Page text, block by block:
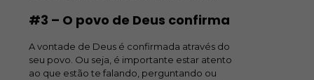
#3 – O povo de Deus confirma
A vontade de Deus é confirmada através do
seu povo. Ou seja, é importante estar atento
ao que estão te falando, perguntando ou